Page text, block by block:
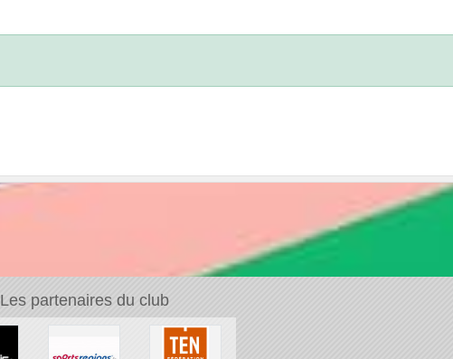
Les partenaires du club